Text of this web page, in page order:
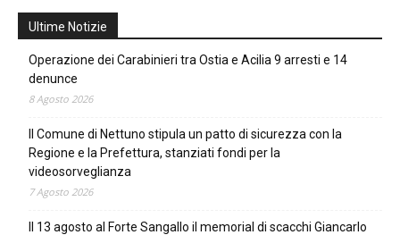
Ultime Notizie
Operazione dei Carabinieri tra Ostia e Acilia 9 arresti e 14
denunce
8 Agosto 2026
Il Comune di Nettuno stipula un patto di sicurezza con la
Regione e la Prefettura, stanziati fondi per la
videosorveglianza
7 Agosto 2026
Il 13 agosto al Forte Sangallo il memorial di scacchi Giancarlo